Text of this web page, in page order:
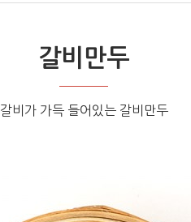
갈비만두
갈비가 가득 들어있는 갈비만두